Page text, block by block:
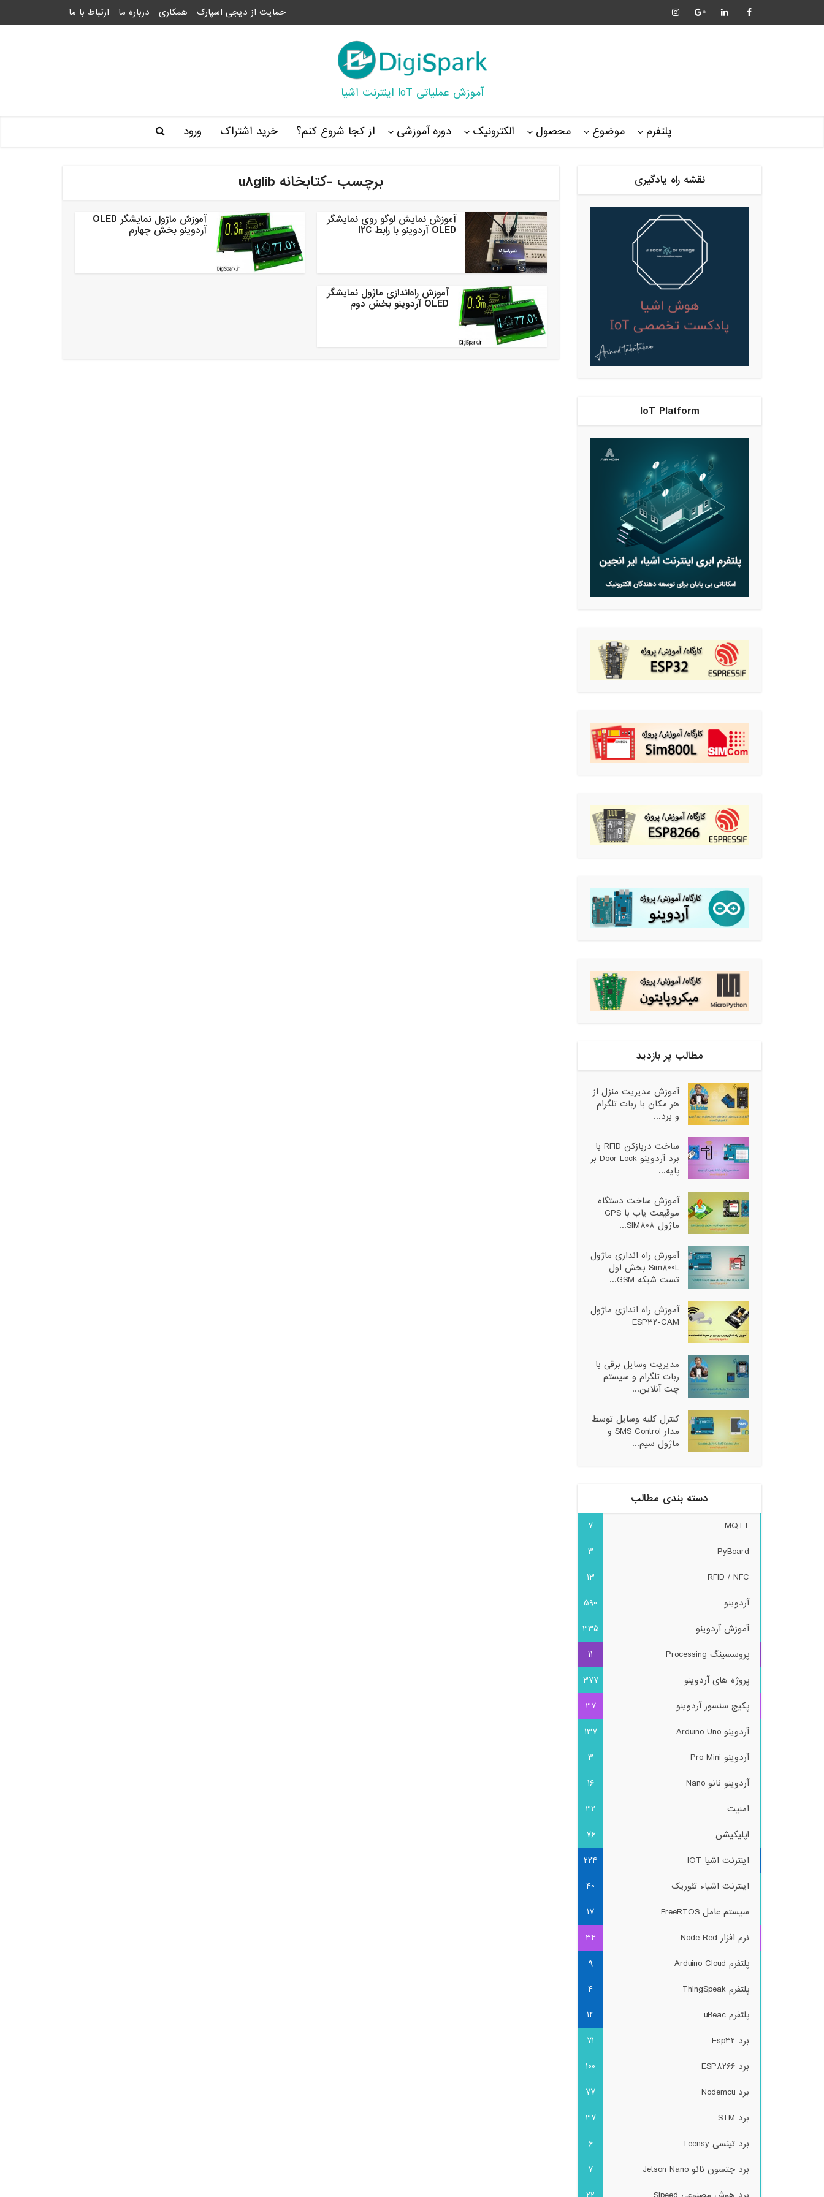
حمایت از دیجی اسپارک همکاری درباره ما ارتباط با ما
آموزش عملیاتی IoT اینترنت اشیا
پلتفرم موضوع محصول الکترونیک دوره آموزشی از کجا شروع کنم؟ خرید اشتراک ورود
برچسب -کتابخانه u8glib
آموزش نمایش لوگو روی نمایشگر
OLED آردوینو با رابط I2C
آموزش ماژول نمایشگر OLED
آردوینو بخش چهارم
آموزش راه‌اندازی ماژول نمایشگر
OLED آردوینو بخش دوم
نقشه راه یادگیری
IoT Platform
مطالب پر بازدید
آموزش مدیریت منزل از
هر مکان با ربات تلگرام
و برد...
ساخت دربازکن RFID با
برد آردوینو Door Lock بر
پایه...
آموزش ساخت دستگاه
موقیعت یاب با GPS
ماژول SIM808...
آموزش راه اندازی ماژول
Sim800L بخش اول
تست شبکه GSM...
آموزش راه اندازی ماژول
ESP32-CAM
مدیریت وسایل برقی با
ربات تلگرام و سیستم
چت آنلاین...
کنترل کلیه وسایل توسط
مدار SMS Control و
ماژول سیم...
دسته بندی مطالب
MQTT
7
PyBoard
3
RFID / NFC
13
آردوینو
590
آموزش آردوینو
335
پروسسینگ Processing
11
پروژه های آردوینو
377
پکیج سنسور آردوینو
37
آردوینو Arduino Uno
137
آردوینو Pro Mini
3
آردوینو نانو Nano
16
امنیت
32
اپلیکیشن
76
اینترنت اشیا IOT
224
اینترنت اشیاء تئوریک
40
سیستم عامل FreeRTOS
17
نرم افزار Node Red
34
پلتفرم Arduino Cloud
9
پلتفرم ThingSpeak
4
پلتفرم uBeac
14
برد Esp32
71
برد ESP8266
100
برد Nodemcu
77
برد STM
37
برد تینسی Teensy
6
برد جتسون نانو Jetson Nano
7